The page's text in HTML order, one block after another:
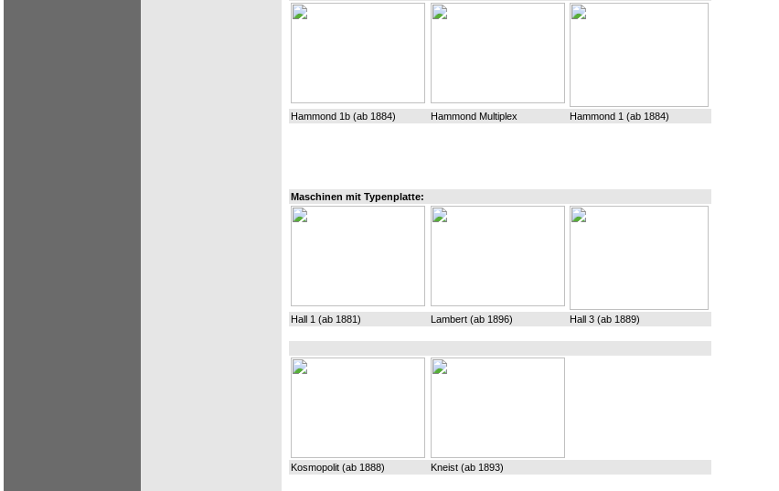
Hammond 1b (ab 1884) Hammond Multiplex Hammond 1 (ab 1884)
Maschinen mit Typenplatte:
Hall 1 (ab 1881) Lambert (ab 1896) Hall 3 (ab 1889)
Kosmopolit (ab 1888) Kneist (ab 1893)